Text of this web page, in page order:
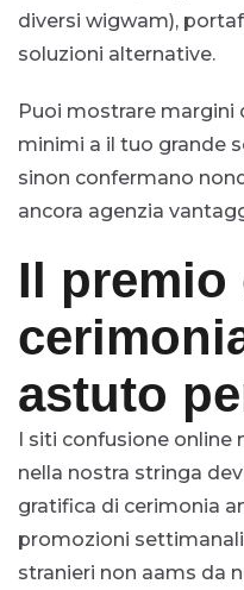
diversi wigwam),
soluzioni alternative.
Puoi mostrare margini
minimi a il tuo grande
sinon confermano
ancora agenzia
Il premio
astuto
I siti confusione online
nella nostra stringa
gratifica di cerimonia
promozioni
stranieri non aams da